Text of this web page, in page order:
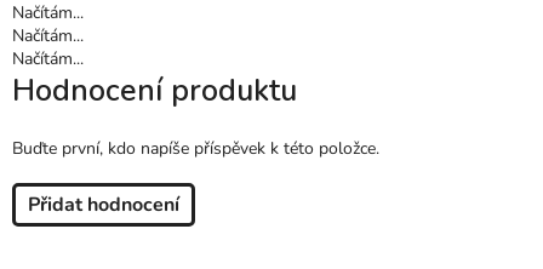
Načítám...
Načítám...
Načítám...
Hodnocení produktu
Buďte první, kdo napíše příspěvek k této položce.
Přidat hodnocení